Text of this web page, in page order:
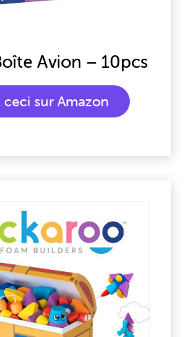
Avion – 10pcs
sur Amazon